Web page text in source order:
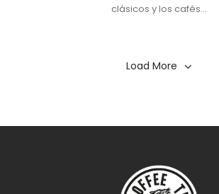
clásicos y los cafés…
Load More